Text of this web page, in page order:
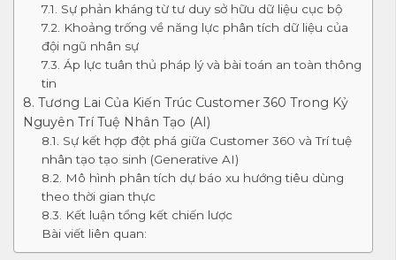
7.1. Sự phản kháng từ tư duy sở hữu dữ liệu cục bộ
7.2. Khoảng trống về năng lực phân tích dữ liệu của
đội ngũ nhân sự
7.3. Áp lực tuân thủ pháp lý và bài toán an toàn thông
tin
8. Tương Lai Của Kiến Trúc Customer 360 Trong Kỷ
Nguyên Trí Tuệ Nhân Tạo (AI)
8.1. Sự kết hợp đột phá giữa Customer 360 và Trí tuệ
nhân tạo tạo sinh (Generative AI)
8.2. Mô hình phân tích dự báo xu hướng tiêu dùng
theo thời gian thực
8.3. Kết luận tổng kết chiến lược
Bài viết liên quan: